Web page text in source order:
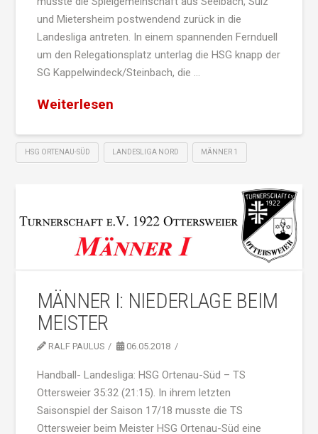
und Mietersheim postwendend zurück in die
Landesliga antreten. In einem spannenden Fernduell
um den Relegationsplatz unterlag die HSG knapp der
SG Kappelwindeck/Steinbach, die …
Weiterlesen
HSG ORTENAU-SÜD LANDESLIGA NORD MÄNNER 1
MÄNNER I: NIEDERLAGE BEIM
MEISTER
RALF PAULUS 06.05.2018
Handball- Landesliga: HSG Ortenau-Süd – TS
Ottersweier 35:32 (21:15). In ihrem letzten
Saisonspiel der Saison 17/18 musste die TS
Ottersweier beim Meister HSG Ortenau-Süd eine